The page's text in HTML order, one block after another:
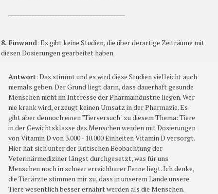
8. Einwand: Es gibt keine Studien, die über derartige Zeiträume mit
diesen Dosierungen gearbeitet haben.
Antwort: Das stimmt und es wird diese Studien vielleicht auch
niemals geben. Der Grund liegt darin, dass dauerhaft gesunde
Menschen nicht im Interesse der Pharmaindustrie liegen. Wer
nie krank wird, erzeugt keinen Umsatz in der Pharmazie. Es
gibt aber dennoch einen "Tierversuch" zu diesem Thema: Tiere
in der Gewichtsklasse des Menschen werden mit Dosierungen
von Vitamin D von 3.000 - 10.000 Einheiten Vitamin D versorgt.
Hier hat sich unter der Kritischen Beobachtung der
Veterinärmediziner längst durchgesetzt, was für uns
Menschen noch in schwer erreichbarer Ferne liegt. Ich denke,
die Tierärzte stimmen mir zu, dass in unserem Lande unsere
Tiere wesentlich besser ernährt werden als die Menschen.